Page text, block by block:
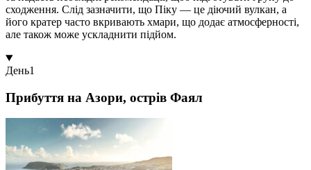
сходження. Слід зазначити, що Піку — це діючий вулкан, а
його кратер часто вкривають хмари, що додає атмосферності,
але також може ускладнити підйом.
День1
Прибуття на Азори, острів Фаял